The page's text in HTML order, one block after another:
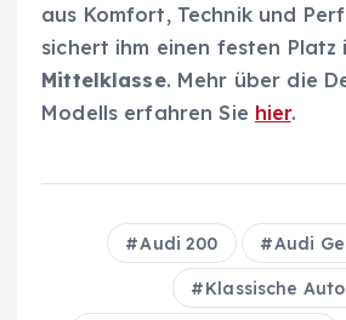
aus Komfort, Technik und
sichert ihm einen festen Platz
Mittelklasse. Mehr über die
Modells erfahren Sie hier.
Audi 200 Audi
Klassische